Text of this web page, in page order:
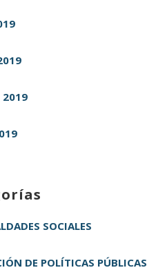
2019
SOCIALES
DE POLÍTICAS PÚBLICAS